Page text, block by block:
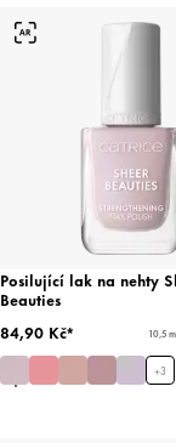
Posilující lak na nehty
Beauties
84,90 Kč*
10,5
+3